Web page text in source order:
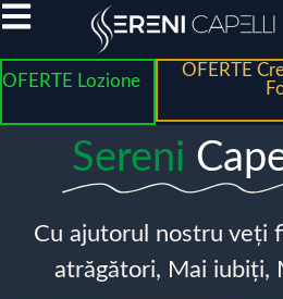
OFERTE Lozione
OFERTE
Sereni
Cu ajutorul nostru veți
atrăgători, Mai iubiți,